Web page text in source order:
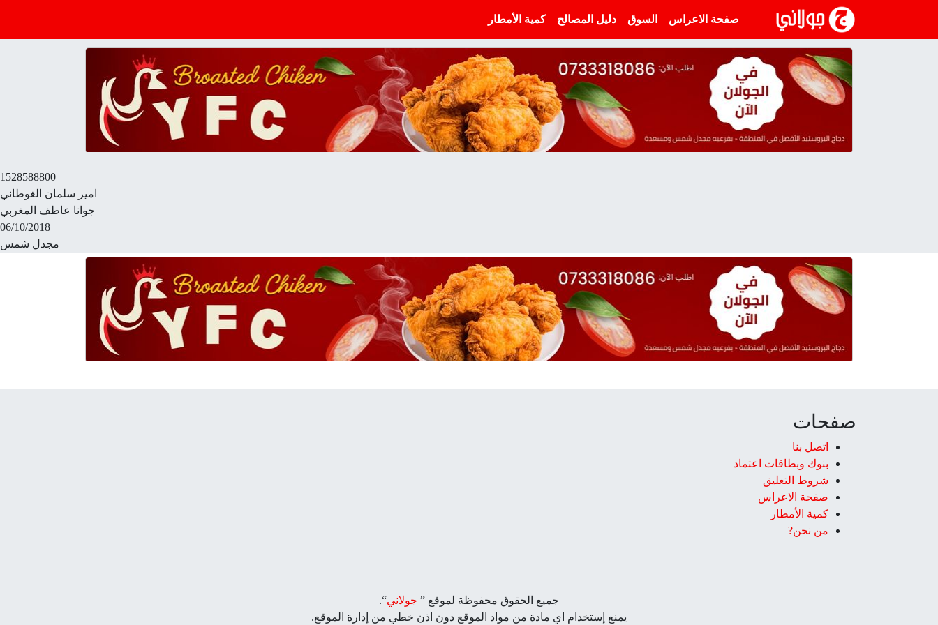
صفحة الاعراس
السوق دليل المصالح كمية الأمطار
1528588800
امير سلمان الغوطاني
جوانا عاطف المغربي
06/10/2018
مجدل شمس
صفحات
اتصل بنا
بنوك وبطاقات اعتماد
شروط التعليق‎
صفحة الاعراس
كمية الأمطار
من نحن?
جميع الحقوق محفوظة لموقع ” جولاني“.
يمنع إستخدام اي مادة من مواد الموقع دون اذن خطي من إدارة الموقع.